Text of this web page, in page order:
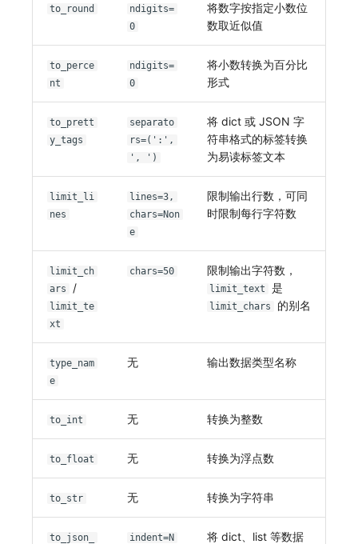
to_round
ndigits=
0
将数字按指定小数位
数取近似值
to_perce
nt
ndigits=
0
将小数转换为百分比
形式
to_prett
y_tags
separato
rs=(':',
', ')
将 dict 或 JSON 字
符串格式的标签转换
为易读标签文本
limit_li
nes
lines=3,
chars=Non
e
限制输出行数，可同
时限制每行字符数
limit_ch
ars
/
limit_te
xt
chars=50 限制输出字符数，
limit_text 是
limit_chars 的别名
type_nam
e
无 输出数据类型名称
to_int 无 转换为整数
to_float 无 转换为浮点数
to_str 无 转换为字符串
to_json_
indent=N
将 dict、list 等数据